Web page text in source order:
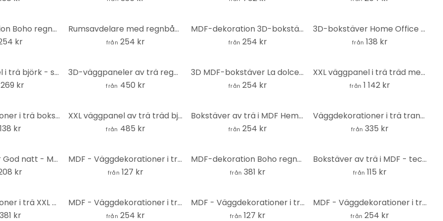
MDF-dekoration Boho regnbåge - rund geometrisk konst (set om 4) - natur
kr
Rumsavdelare med regnbågsmönster - MDF natur
från 254 kr
MDF-dekoration 3D-bokstäver Sweet Dreams
från 254 kr
3D-bokstäver Home Office - MDF-dekoration
från 138 kr
XXL väggpanel i trä björk - skog med fåglar - MDF
269 kr
3D-väggpaneler av trä regnbåge - geometriska (3 delar) - MDF natur
från 450 kr
3D MDF-bokstäver La dolce Vita - modern
från 254 kr
XXL väggpanel i trä träd med hjärtan - MDF natur
från 1 142 kr
Väggdekorationer i trä bokstäver Hakuna Matata - MDF natur (2 delar)
138 kr
XXL väggpanel av trä träd björkskog (4 delar) - MDF natur
från 485 kr
Bokstäver av trä i MDF Hemmet är där hjärtat är (6 st)
från 254 kr
Väggdekorationer i trä tranor fågelflock 02 - MDF natur (3 stycken)
från 335 kr
3D-bokstäver God natt - MDF-dekoration
kr
MDF - Väggdekorationer i trä - WC-skylt
från 127 kr
MDF-dekoration Boho regnbåge - rund geometrisk konst (set om 4)
från 381 kr
Bokstäver av trä i MDF - teckensnitt Bodoni
från 115 kr
Väggdekorationer i trä XXL palm tropisk - MDF
381 kr
MDF - Väggdekorationer i trä - Livets blomma
från 254 kr
MDF - Väggdekorationer i trä fjäril
från 127 kr
MDF - Väggdekorationer i trä pingviner (3 st.)
från 254 kr